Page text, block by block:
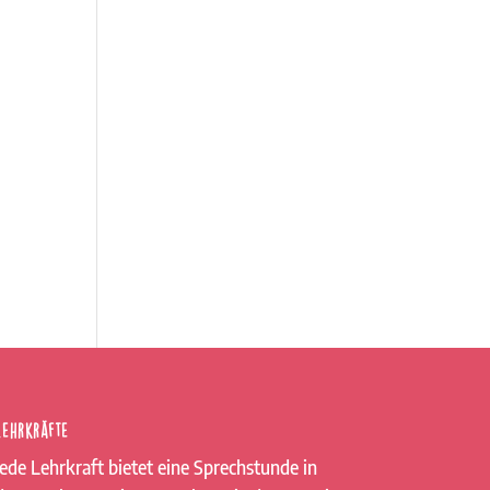
Lehrkraft bietet eine Sprechstunde in